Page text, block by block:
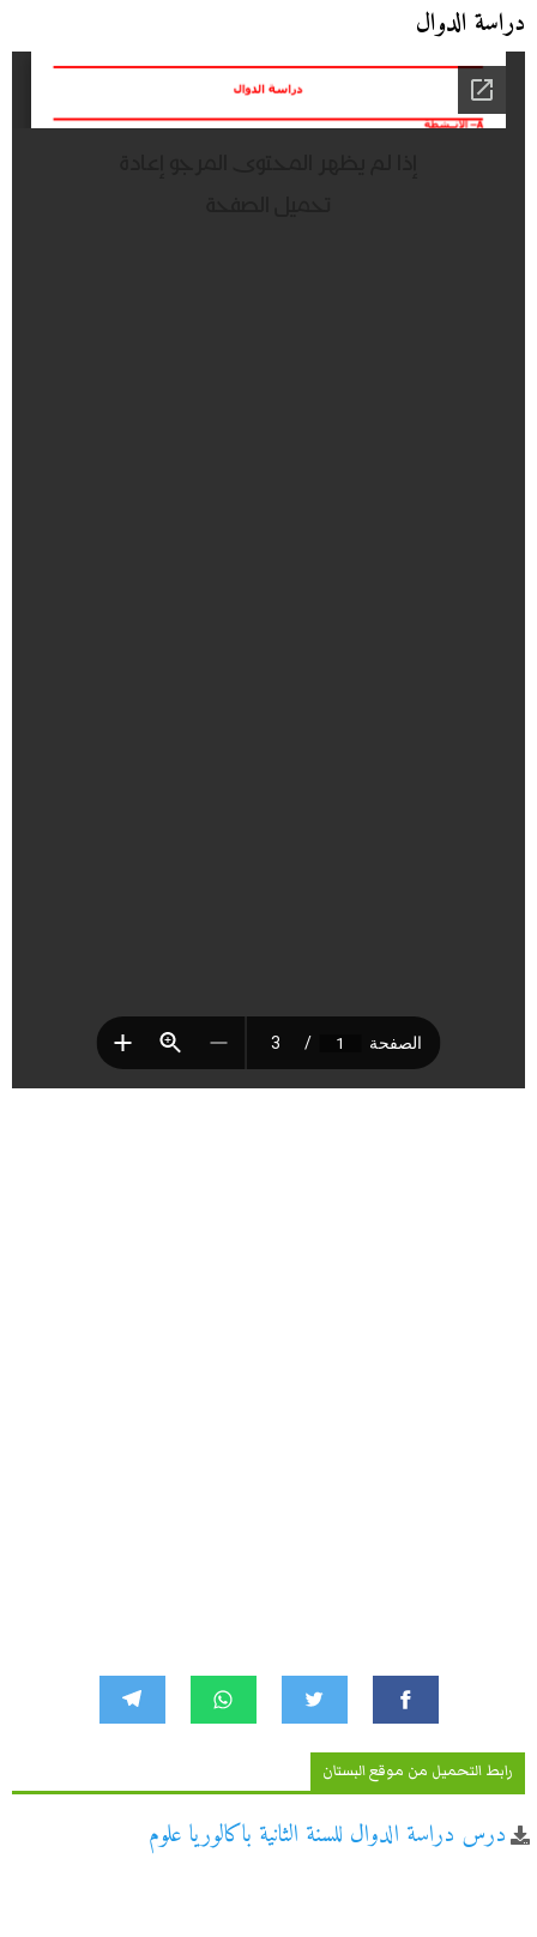
دراسة الدوال
رابط التحميل من موقع البستان
درس دراسة الدوال للسنة الثانية باكالوريا علوم